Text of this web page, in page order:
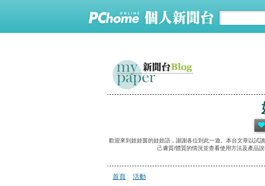
歡迎來到娃娃茵的娃娃語，謝謝各位到此一遊。本台文章以試
己膚質/體質的情況並查看使用方法及產品
首頁 活動